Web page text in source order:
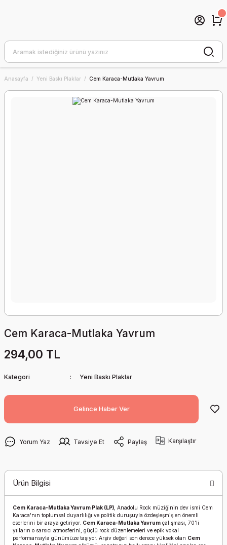
Anasayfa Yeni Baskı Plaklar Cem Karaca-Mutlaka Yavrum
Cem Karaca-Mutlaka Yavrum
294,00 TL
Kategori Yeni Baskı Plaklar
Gelince Haber Ver
Yorum Yaz Tavsiye Et Paylaş Karşılaştır
Ürün Bilgisi
Cem Karaca-Mutlaka Yavrum Plak (LP) , Anadolu Rock müziğinin dev ismi Cem
Karaca'nın toplumsal duyarlılığı ve politik duruşuyla özdeşleşmiş en önemli
eserlerini bir araya getiriyor. Cem Karaca-Mutlaka Yavrum çalışması, 70'li
yılların o sarsıcı atmosferini, güçlü rock düzenlemeleri ve epik vokal
performansıyla günümüze taşıyor. Arşiv değeri son derece yüksek olan Cem